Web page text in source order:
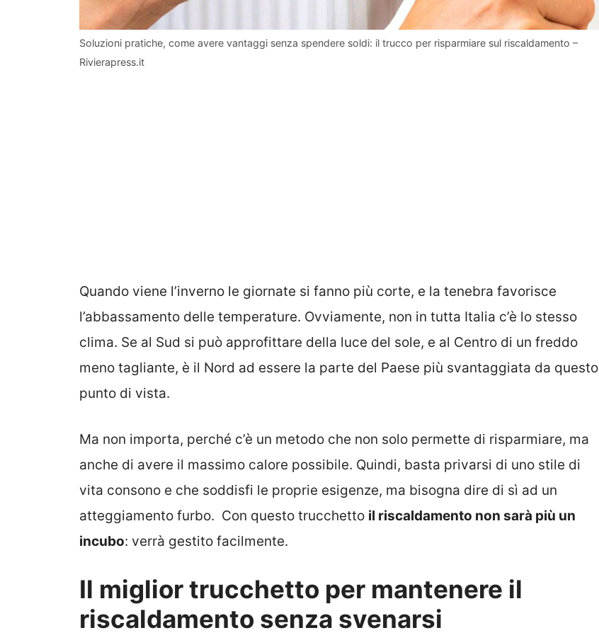
Soluzioni pratiche, come avere vantaggi senza spendere soldi: il trucco per risparmiare sul riscaldamento –
Rivierapress.it
Quando viene l’inverno le giornate si fanno più corte, e la tenebra favorisce
l’abbassamento delle temperature. Ovviamente, non in tutta Italia c’è lo stesso
clima. Se al Sud si può approfittare della luce del sole, e al Centro di un freddo
meno tagliante, è il Nord ad essere la parte del Paese più svantaggiata da questo
punto di vista.
Ma non importa, perché c’è un metodo che non solo permette di risparmiare, ma
anche di avere il massimo calore possibile. Quindi, basta privarsi di uno stile di
vita consono e che soddisfi le proprie esigenze, ma bisogna dire di sì ad un
atteggiamento furbo. Con questo trucchetto il riscaldamento non sarà più un
incubo: verrà gestito facilmente.
Il miglior trucchetto per mantenere il
riscaldamento senza svenarsi